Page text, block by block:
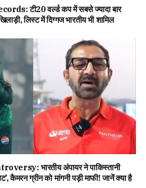
टी20 वर्ल्ड कप में सबसे ज्यादा बार
लिस्ट में दिग्गज भारतीय भी शामिल
भारतीय अंपायर ने पाकिस्तानी
कैमरन ग्रीन को मांगनी पड़ी माफी! जानें क्या है